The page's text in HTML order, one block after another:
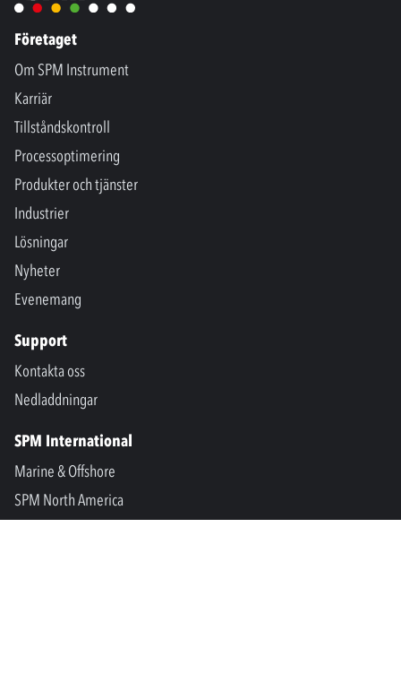
Företaget
Om SPM Instrument
Karriär
Tillståndskontroll
Processoptimering
Produkter och tjänster
Industrier
Lösningar
Nyheter
Evenemang
Support
Kontakta oss
Nedladdningar
SPM International
Marine & Offshore
SPM North America